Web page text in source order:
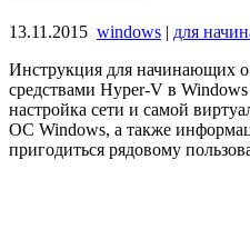
13.11.2015 windows | для
Инструкция для начинающих
средствами Hyper-V в
настройка сети и самой
ОС Windows, а также
пригодиться рядовому